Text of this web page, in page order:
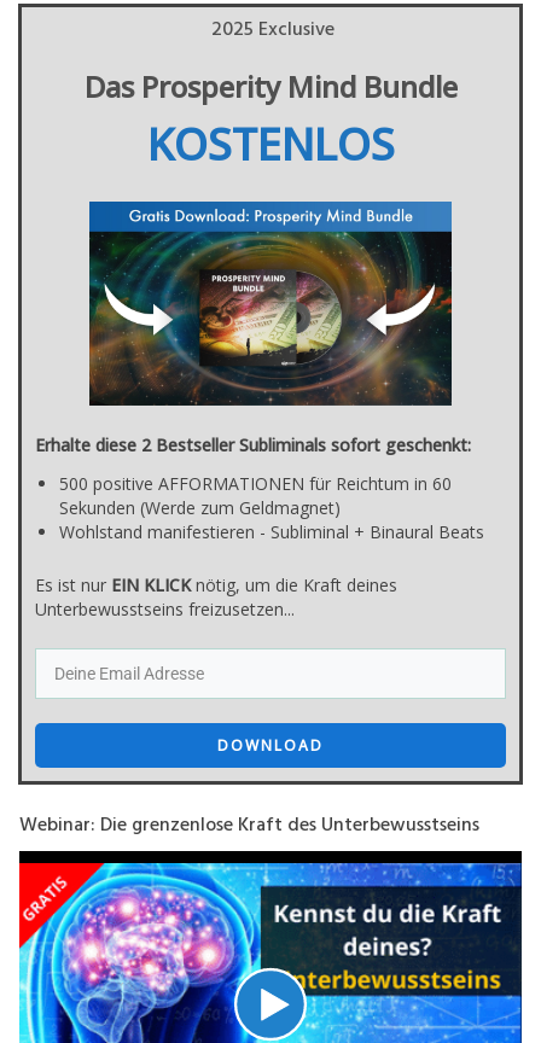
2025 Exclusive
Das Prosperity Mind Bundle
KOSTENLOS
Erhalte diese 2 Bestseller Subliminals sofort geschenkt:
500 positive AFFORMATIONEN für Reichtum in 60
Sekunden (Werde zum Geldmagnet)
Wohlstand manifestieren - Subliminal + Binaural Beats
Es ist nur EIN KLICKnötig, um die Kraft deines
Unterbewusstseins freizusetzen...
DOWNLOAD
Webinar: Die grenzenlose Kraft des Unterbewusstseins